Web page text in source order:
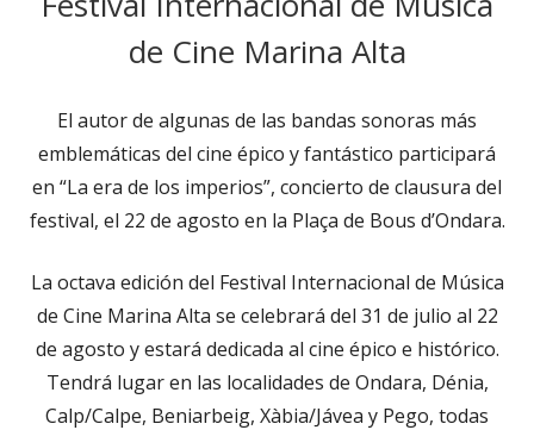
de Cine Marina Alta
El autor de algunas de las bandas sonoras más
emblemáticas del cine épico y fantástico participará
en “La era de los imperios”, concierto de clausura del
festival, el 22 de agosto en la Plaça de Bous d’Ondara.
La octava edición del Festival Internacional de Música
de Cine Marina Alta se celebrará del 31 de julio al 22
de agosto y estará dedicada al cine épico e histórico.
Tendrá lugar en las localidades de Ondara, Dénia,
Calp/Calpe, Beniarbeig, Xàbia/Jávea y Pego, todas